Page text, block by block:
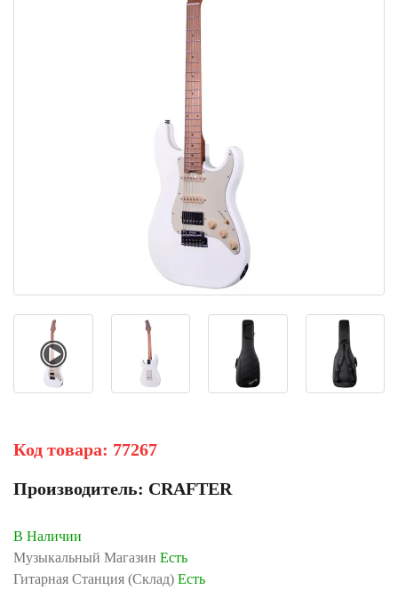
Код товара: 77267
Производитель: CRAFTER
В Наличии
Музыкальный Магазин Есть
Гитарная Станция (Склад) Есть